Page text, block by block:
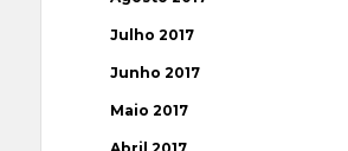
Julho 2017
Junho 2017
Maio 2017